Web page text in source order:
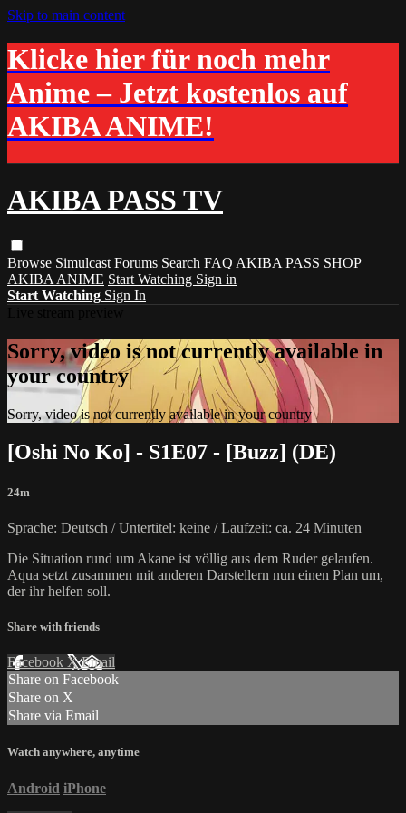
Skip to main content
Klicke hier für noch mehr
Anime – Jetzt kostenlos auf
AKIBA ANIME!
AKIBA PASS TV
Browse Simulcast Forums Search FAQ AKIBA PASS SHOP
AKIBA ANIME Start Watching Sign in
Start Watching Sign In
Sorry, video is not currently available in
your country
Sorry, video is not currently available in your country
[Oshi No Ko] - S1E07 - [Buzz] (DE)
24m
Sprache: Deutsch / Untertitel: keine / Laufzeit: ca. 24 Minuten
Die Situation rund um Akane ist völlig aus dem Ruder gelaufen.
Aqua setzt zusammen mit anderen Darstellern nun einen Plan um,
der ihr helfen soll.
Share with friends
Facebook XEmail
Share on Facebook
Share on X
Share via Email
Watch anywhere, anytime
Android iPhone